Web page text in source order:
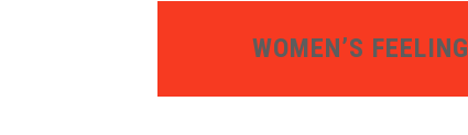
WOMEN’S FEELING